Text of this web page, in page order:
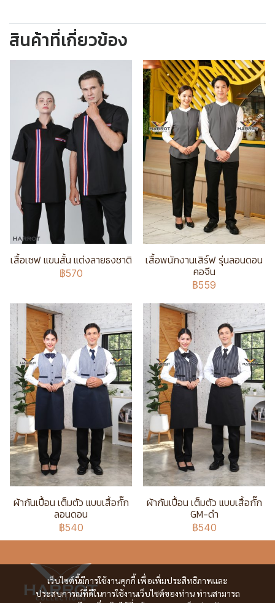
สินค้าที่เกี่ยวข้อง
เสื้อเชฟ แขนสั้น แต่งลายธงชาติ
฿570
เสื้อพนักงานเสิร์ฟ รุ่นลอนดอน
คอจีน
฿559
ผ้ากันเปื้อน เต็มตัว แบบเสื้อกั๊ก
ลอนดอน
฿540
ผ้ากันเปื้อน เต็มตัว แบบเสื้อกั๊ก
GM-ดำ
฿540
เว็บไซต์นี้มีการใช้งานคุกกี้ เพื่อเพิ่มประสิทธิภาพและ
ประสบการณ์ที่ดีในการใช้งานเว็บไซต์ของท่าน ท่านสามารถ